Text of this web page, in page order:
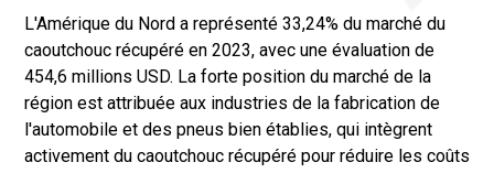
L'Amérique du Nord a représenté 33,24% du marché du
caoutchouc récupéré en 2023, avec une évaluation de
454,6 millions USD. La forte position du marché de la
région est attribuée aux industries de la fabrication de
l'automobile et des pneus bien établies, qui intègrent
activement du caoutchouc récupéré pour réduire les coûts